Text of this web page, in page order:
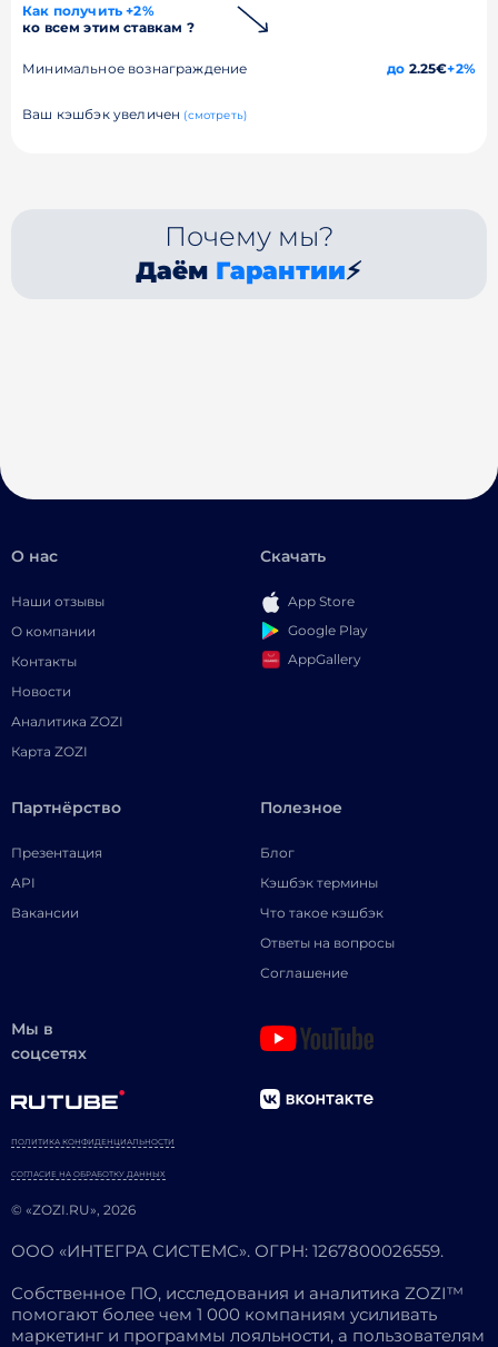
Как получить +2%
ко всем этим ставкам ?
Минимальное вознаграждение до 2.25€+2%
Ваш кэшбэк увеличен (смотреть)
Почему мы?
Даём Гарантии⚡
О нас
Наши отзывы
О компании
Контакты
Новости
Аналитика ZOZI
Карта ZOZI
Скачать
App Store
Google Play
AppGallery
Партнёрство
Презентация
API
Вакансии
Полезное
Блог
Кэшбэк термины
Что такое кэшбэк
Ответы на вопросы
Соглашение
Мы в
соцсетях
© «ZOZI.RU», 2026
ПОЛИТИКА КОНФИДЕНЦИАЛЬНОСТИ
СОГЛАСИЕ НА ОБРАБОТКУ ДАННЫХ
ООО «ИНТЕГРА СИСТЕМС». ОГРН: 1267800026559.
Собственное ПО, исследования и аналитика ZOZI™
помогают более чем 1 000 компаниям усиливать
маркетинг и программы лояльности, а пользователям